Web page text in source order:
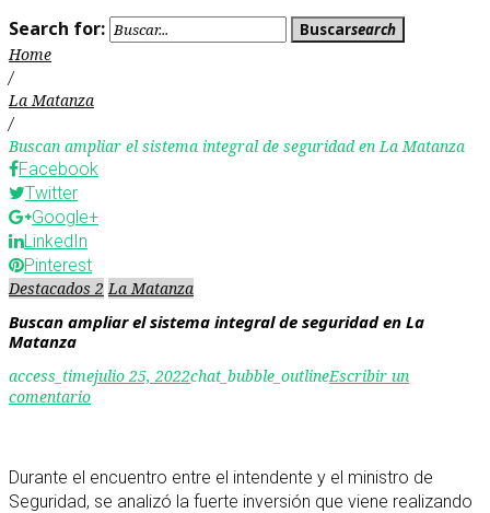
Search for:
Buscarsearch
Home
/
La Matanza
/
Buscan ampliar el sistema integral de seguridad en La Matanza
Facebook
Twitter
Google+
LinkedIn
Pinterest
Destacados 2 La Matanza
Buscan ampliar el sistema integral de seguridad en La
Matanza
access_timejulio 25, 2022chat_bubble_outlineEscribir un
comentario
Durante el encuentro entre el intendente y el ministro de
Seguridad, se analizó la fuerte inversión que viene realizando